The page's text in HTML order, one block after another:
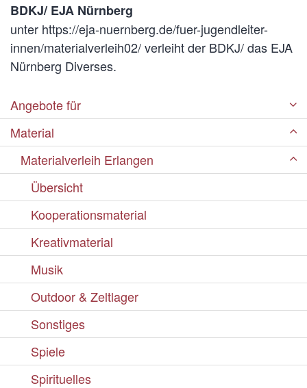
BDKJ/ EJA Nürnberg
unter https://eja-nuernberg.de/fuer-jugendleiter-
innen/materialverleih02/verleiht der BDKJ/ das EJA
Nürnberg Diverses.
Angebote für
Material
Materialverleih Erlangen
Übersicht
Kooperationsmaterial
Kreativmaterial
Musik
Outdoor & Zeltlager
Sonstiges
Spiele
Spirituelles